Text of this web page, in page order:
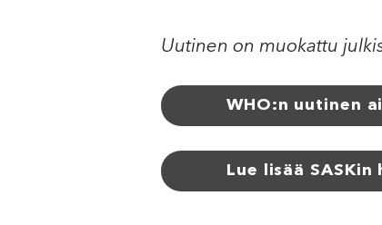
Uutinen on muokattu
WHO:n uutinen
Lue lisää SASKin